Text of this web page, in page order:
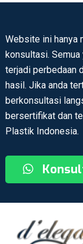
Website ini hanya
konsultasi.
terjadi perbedaan
hasil. Jika anda
berkonsultasi
bersertifikat dan
Plastik Indonesia.